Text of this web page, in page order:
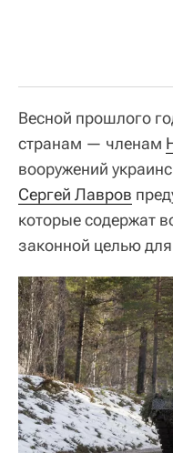
Весной прошлого
странам — членам
вооружений
Сергей Лавров
которые содержат
законной целью